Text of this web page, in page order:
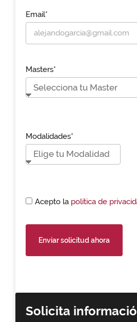
Solicita
Email*
Masters*
Modalidades*
Acepto la política de
Enviar solicitud ahora